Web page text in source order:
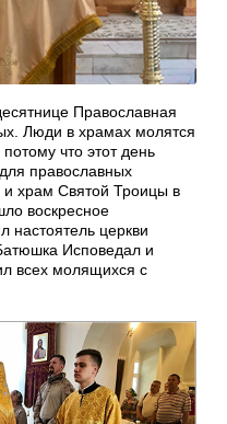
Православная
Люди в храмах молятся
что этот день
православных
и храм Святой Троицы в
воскресное
настоятель церкви
Исповедал и
всех молящихся с